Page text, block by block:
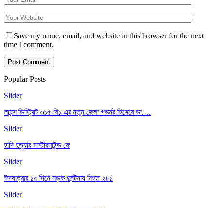
Save my name, email, and website in this browser for the next
time I comment.
Popular Posts
Slider
লায়ন্স ডিস্ট্রিক্ট ৩১৫-বি১-এর নতুন জেলা গভর্নর হিসেবে ডা.…
Slider
হাদি হত্যার মাস্টারমাইন্ড কে
Slider
ঈদযাত্রার ১৩ দিনে সড়ক দুর্ঘটনায় নিহত ২৮১
Slider